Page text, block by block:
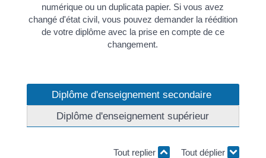
numérique ou un duplicata papier. Si vous avez
changé d'état civil, vous pouvez demander la réédition
de votre diplôme avec la prise en compte de ce
changement.
Diplôme d'enseignement secondaire
Diplôme d'enseignement supérieur
Tout replier Tout déplier